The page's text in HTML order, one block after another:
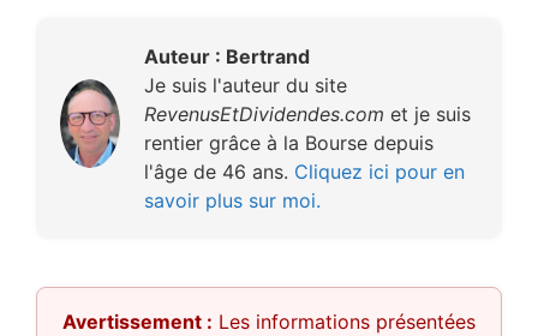
Auteur : Bertrand
Je suis l'auteur du site
RevenusEtDividendes.com et je suis
rentier grâce à la Bourse depuis
l'âge de 46 ans. Cliquez ici pour en
savoir plus sur moi.
Avertissement : Les informations présentées